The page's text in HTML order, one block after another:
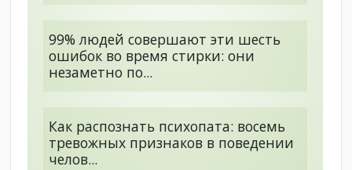
99% людей совершают эти шесть
ошибок во время стирки: они
незаметно по...
Как распознать психопата: восемь
тревожных признаков в поведении
челов...